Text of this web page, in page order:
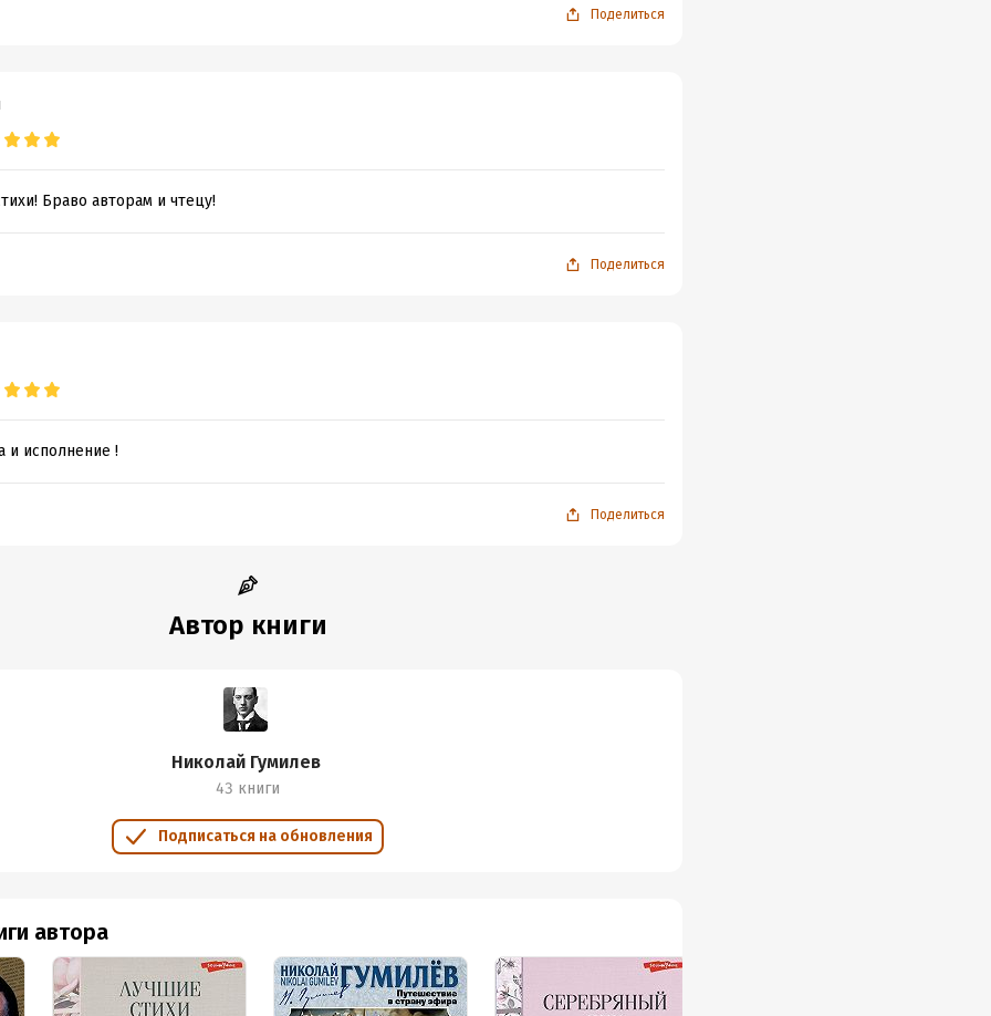
Поделиться
Браво авторам и чтецу!
Поделиться
и исполнение !
Поделиться
Автор книги
Николай Гумилев
43 книги
Подписаться на обновления
автора